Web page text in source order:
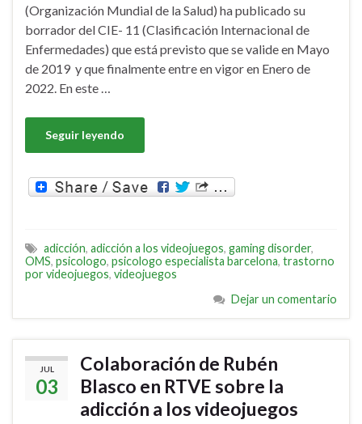
(Organización Mundial de la Salud) ha publicado su
borrador del CIE- 11 (Clasificación Internacional de
Enfermedades) que está previsto que se valide en Mayo
de 2019 y que finalmente entre en vigor en Enero de
2022. En este …
Seguir leyendo
adicción, adicción a los videojuegos, gaming disorder,
OMS, psicologo, psicologo especialista barcelona, trastorno
por videojuegos, videojuegos
Dejar un comentario
JUL
03
Colaboración de Rubén
Blasco en RTVE sobre la
adicción a los videojuegos